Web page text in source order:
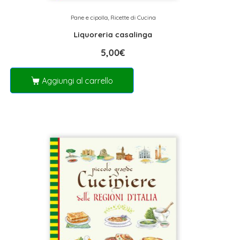
Pane e cipolla, Ricette di Cucina
Liquoreria casalinga
5,00€
Aggiungi al carrello